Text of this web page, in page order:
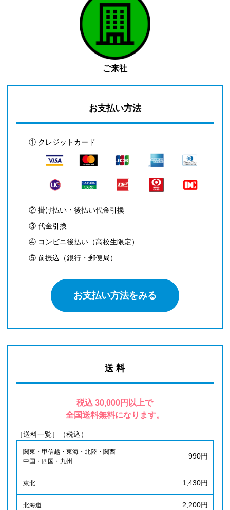
ご来社
お支払い方法
① クレジットカード
② 掛け払い・後払い代金引換
③ 代金引換
④ コンビニ後払い（高校生限定）
⑤ 前振込（銀行・郵便局）
お支払い方法をみる
送 料
税込 30,000円以上で
全国送料無料になります。
［送料一覧］（税込）
関東・甲信越・東海・北陸・関西
中国・四国・九州
990円
東北 1,430円
北海道 2,200円